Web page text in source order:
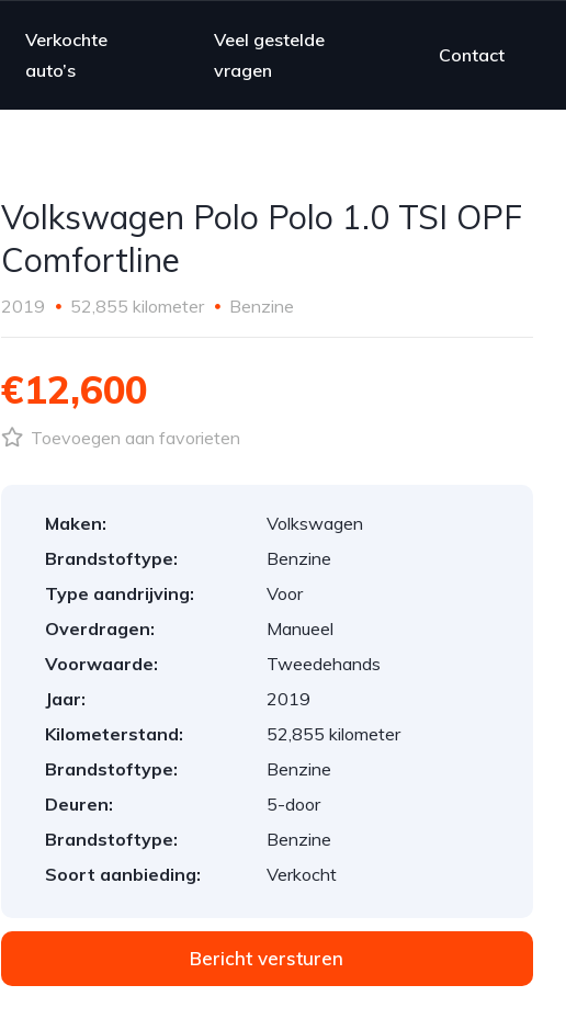
Verkochte
auto’s
Veel gestelde
vragen
Contact
Volkswagen Polo Polo 1.0 TSI OPF
Comfortline
2019 52,855 kilometer Benzine
€12,600
Toevoegen aan favorieten
Maken:
Volkswagen
Brandstoftype:
Benzine
Type aandrijving:
Voor
Overdragen:
Manueel
Voorwaarde:
Tweedehands
Jaar:
2019
Kilometerstand:
52,855 kilometer
Brandstoftype:
Benzine
Deuren:
5-door
Brandstoftype:
Benzine
Soort aanbieding:
Verkocht
Bericht versturen